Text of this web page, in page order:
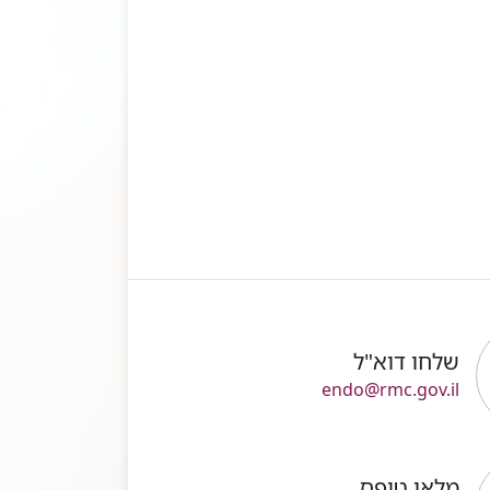
שלחו דוא"ל
endo@rmc.gov.il